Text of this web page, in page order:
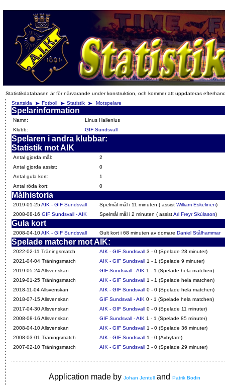
Statistikdatabasen är för närvarande under konstruktion, och kommer att uppdateras
Startsida
Fotboll Statistik Motspelare
Spelarinformation
Namn:
Linus Hallenius
Klubb:
GIF Sundsvall
Spelaren i andra klubbar:
Statistik mot AIK
Antal gjorda mål:
2
Antal gjorda assist:
0
Antal gula kort:
1
Antal röda kort:
0
Målhistoria
2019-01-25AIK - GIF Sundsvall Spelmål mål i 11 minuten ( assist William Eskelinen)
2008-08-16 GIF Sundsvall - AIK Spelmål mål i 2 minuten ( assistAri Freyr Skúlason)
Gula kort
2008-04-10AIK - GIF Sundsvall Gult kort i 68 minuten av domare Daniel Stålhammar
Spelade matcher mot AIK:
2022-02-11 Träningsmatch AIK - GIF Sundsvall 3 - 0 (Spelade 28 minuter)
2021-04-04 Träningsmatch
AIK - GIF Sundsvall 1 - 1 (Spelade 9 minuter)
2019-05-24 Allsvenskan
GIF Sundsvall - AIK 1 - 1 (Spelade hela matchen)
2019-01-25 Träningsmatch
AIK - GIF Sundsvall 1 - 1 (Spelade hela matchen)
2018-11-04 Allsvenskan
AIK - GIF Sundsvall 0 - 0 (Spelade hela matchen)
2018-07-15 Allsvenskan
GIF Sundsvall - AIK 0 - 1 (Spelade hela matchen)
2017-04-30 Allsvenskan
AIK - GIF Sundsvall 0 - 0 (Spelade 11 minuter)
2008-08-16 Allsvenskan
GIF Sundsvall - AIK 1 - 1 (Spelade 85 minuter)
2008-04-10 Allsvenskan
AIK - GIF Sundsvall 1 - 0 (Spelade 36 minuter)
2008-03-01 Träningsmatch
AIK - GIF Sundsvall 1 - 0 (Avbytare)
2007-02-10 Träningsmatch
AIK - GIF Sundsvall 3 - 0 (Spelade 29 minuter)
Application made by Johan Jentell and Patrik Bodin